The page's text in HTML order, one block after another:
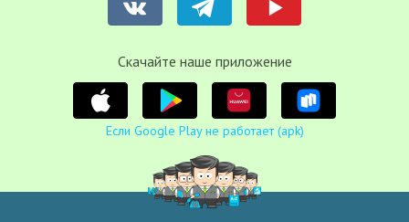
Cкачайте наше приложение
Если Google Play не работает (apk)